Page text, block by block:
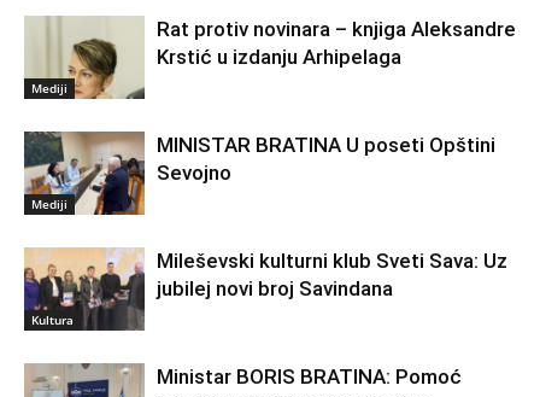
Mediji
Rat protiv novinara – knjiga Aleksandre
Krstić u izdanju Arhipelaga
Mediji
MINISTAR BRATINA U poseti Opštini
Sevojno
Kultura
Mileševski kulturni klub Sveti Sava: Uz
jubilej novi broj Savindana
Ministar BORIS BRATINA: Pomoć